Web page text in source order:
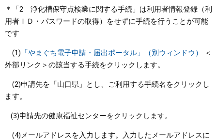
＊「2 浄化槽保守点検業に関する手続」は利用者情報登録（利
用者ＩＤ・パスワードの取得）をせずに手続を行うことが可能
です
(1) 「やまぐち電子申請・届出ポータル」（別ウィンドウ）
＜
外部リンク＞ の該当する手続をクリックします。
(2)申請先を「山口県」とし、ご利用する手続名をクリックし
ます。
(3)申請先の健康福祉センターをクリックします。
(4)メールアドレスを入力します。入力したメールアドレスに